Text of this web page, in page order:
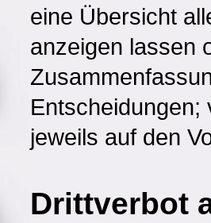
eine Übersicht
anzeigen lassen
Entscheidungen;
jeweils auf den
Drittverbot